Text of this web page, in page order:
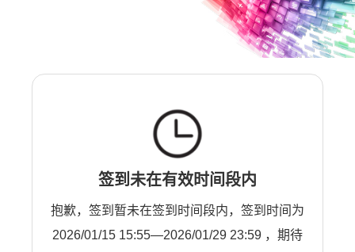
签到未在有效时间段内
抱歉，签到暂未在签到时间段内，签到时间为
2026/01/15 15:55—2026/01/29 23:59 ，期待